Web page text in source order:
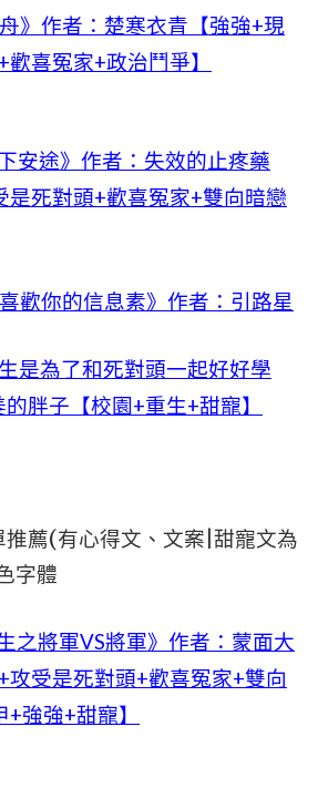
舟》作者：楚寒衣青【強強+現
喜冤家+政治鬥爭】
下安途》作者：失效的止疼藥
是死對頭+歡喜冤家+雙向暗戀
喜歡你的信息素》作者：引路星
生是為了和死對頭一起好好學
胖子【校園+重生+甜寵】
薦(有心得文、文案|甜寵文為
字體
生之將軍VS將軍》作者：蒙面大
攻受是死對頭+歡喜冤家+雙向
強強+甜寵】